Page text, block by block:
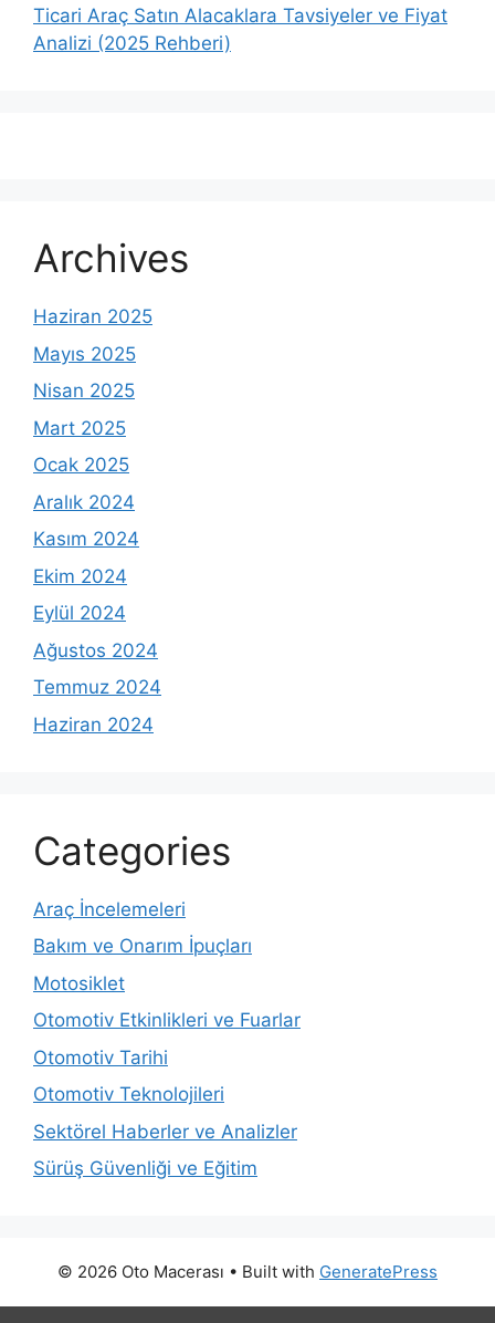
Ticari Araç Satın Alacaklara Tavsiyeler ve Fiyat
Analizi (2025 Rehberi)
Archives
Haziran 2025
Mayıs 2025
Nisan 2025
Mart 2025
Ocak 2025
Aralık 2024
Kasım 2024
Ekim 2024
Eylül 2024
Ağustos 2024
Temmuz 2024
Haziran 2024
Categories
Araç İncelemeleri
Bakım ve Onarım İpuçları
Motosiklet
Otomotiv Etkinlikleri ve Fuarlar
Otomotiv Tarihi
Otomotiv Teknolojileri
Sektörel Haberler ve Analizler
Sürüş Güvenliği ve Eğitim
© 2026 Oto Macerası • Built with GeneratePress